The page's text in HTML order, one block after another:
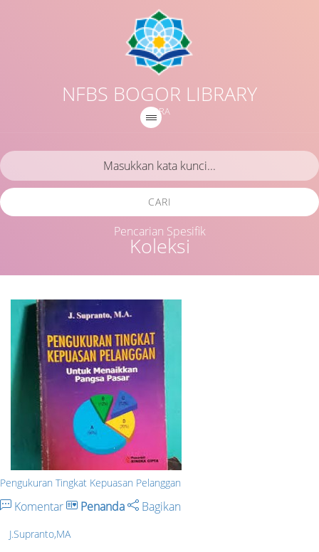
NFBS BOGOR LIBRARY
IQRA
Koleksi
CARI
Pencarian Spesifik
Pengukuran Tingkat Kepuasan Pelanggan
Komentar Penanda Bagikan
J.Supranto,MA